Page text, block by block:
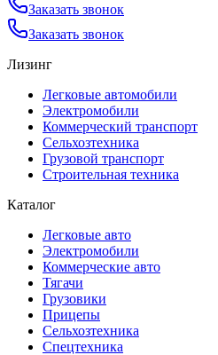
Заказать звонок
Заказать звонок
Лизинг
Легковые автомобили
Электромобили
Коммерческий транспорт
Сельхозтехника
Грузовой транспорт
Строительная техника
Каталог
Легковые авто
Электромобили
Коммерческие авто
Тягачи
Грузовики
Прицепы
Сельхозтехника
Спецтехника